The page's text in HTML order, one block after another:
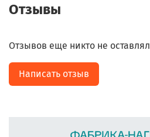
Отзывы
Отзывов еще никто не оставлял
Написать отзыв